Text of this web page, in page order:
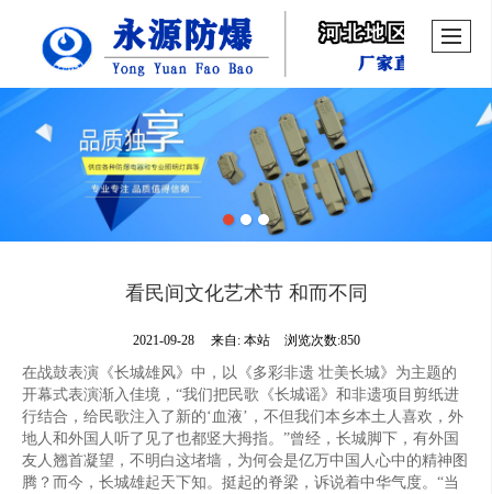
看民间文化艺术节 和而不同
2021-09-28 来自: 本站 浏览次数:850
在战鼓表演《长城雄风》中，以《多彩非遗 壮美长城》为主题的
开幕式表演渐入佳境，“我们把民歌《长城谣》和非遗项目剪纸进
行结合，给民歌注入了新的‘血液’，不但我们本乡本土人喜欢，外
地人和外国人听了见了也都竖大拇指。”曾经，长城脚下，有外国
友人翘首凝望，不明白这堵墙，为何会是亿万中国人心中的精神图
腾？而今，长城雄起天下知。挺起的脊梁，诉说着中华气度。“当